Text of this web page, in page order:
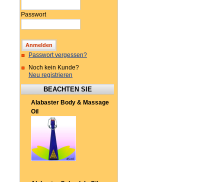
Passwort
Passwort vergessen?
Noch kein Kunde?
Neu registrieren
BEACHTEN SIE
Alabaster Body & Massage
Oil